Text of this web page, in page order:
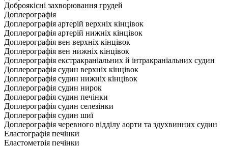
Доброякісні захворювання грудей
Доплерографія
Доплерографія артерій верхніх кінцівок
Доплерографія артерій нижніх кінцівок
Доплерографія вен верхніх кінцівок
Доплерографія вен нижніх кінцівок
Доплерографія екстракраніальних й інтракраніальних судин
Доплерографія судин верхніх кінцівок
Доплерографія судин нижніх кінцівок
Доплерографія судин нирок
Доплерографія судин печінки
Доплерографія судин селезінки
Доплерографія судин шиї
Доплерографія черевного відділу аорти та здухвинних судин
Еластографія печінки
Еластометрія печінки